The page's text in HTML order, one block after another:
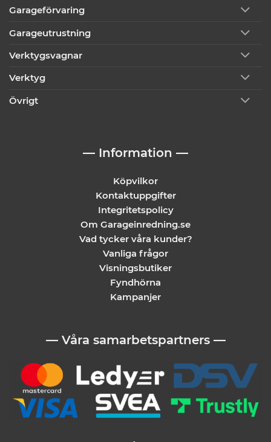
Garageförvaring
Garageutrustning
Verktygsvagnar
Verktyg
Övrigt
— Information —
Köpvilkor
Kontaktuppgifter
Integritetspolicy
Om Garageinredning.se
Vad tycker våra kunder?
Vanliga frågor
Visningsbutiker
Fyndhörna
Kampanjer
— Våra samarbetspartners —